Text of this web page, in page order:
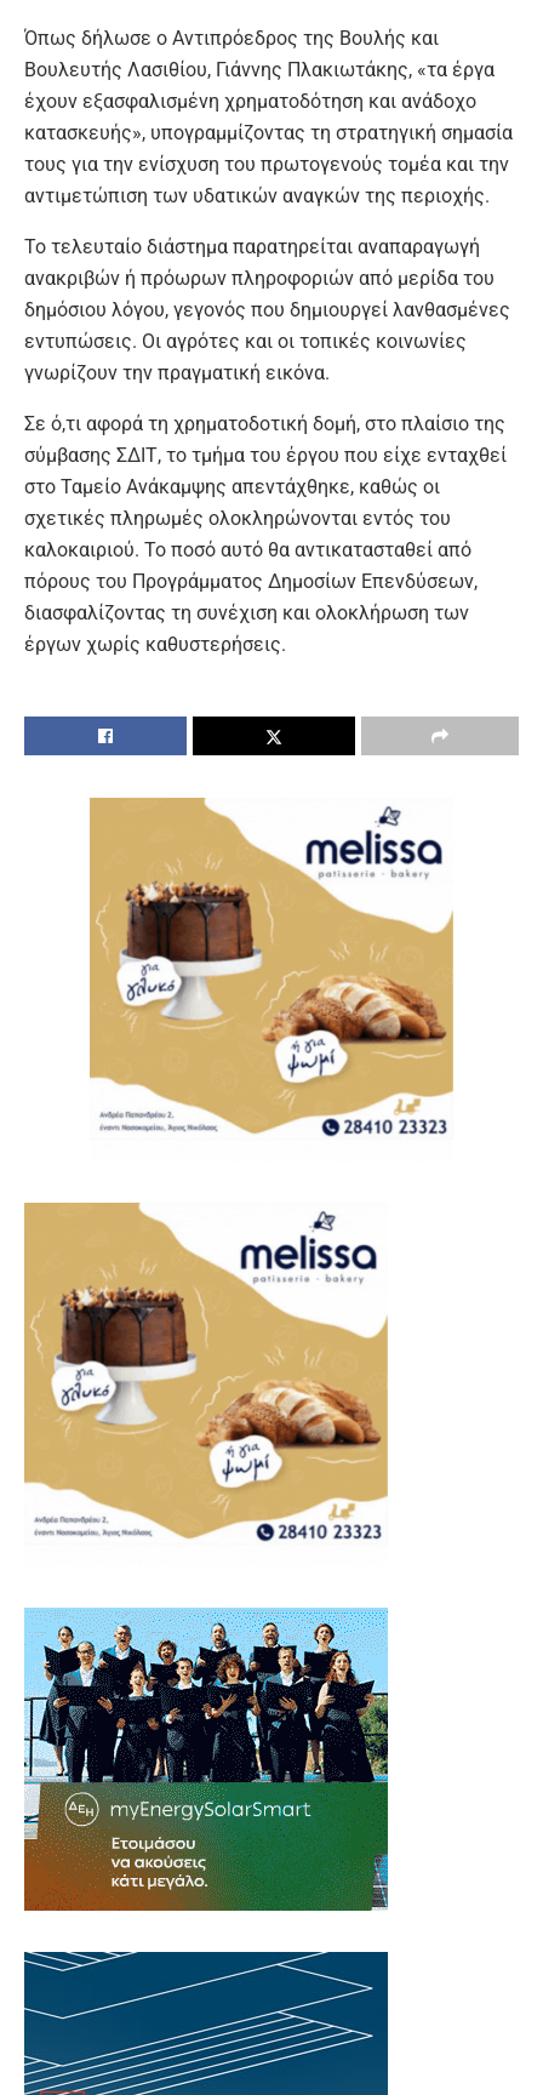
Όπως δήλωσε ο Αντιπρόεδρος της Βουλής και
Βουλευτής Λασιθίου, Γιάννης Πλακιωτάκης, «τα έργα
έχουν εξασφαλισμένη χρηματοδότηση και ανάδοχο
κατασκευής», υπογραμμίζοντας τη στρατηγική σημασία
τους για την ενίσχυση του πρωτογενούς τομέα και την
αντιμετώπιση των υδατικών αναγκών της περιοχής.
Το τελευταίο διάστημα παρατηρείται αναπαραγωγή
ανακριβών ή πρόωρων πληροφοριών από μερίδα του
δημόσιου λόγου, γεγονός που δημιουργεί λανθασμένες
εντυπώσεις. Οι αγρότες και οι τοπικές κοινωνίες
γνωρίζουν την πραγματική εικόνα.
Σε ό,τι αφορά τη χρηματοδοτική δομή, στο πλαίσιο της
σύμβασης ΣΔΙΤ, το τμήμα του έργου που είχε ενταχθεί
στο Ταμείο Ανάκαμψης απεντάχθηκε, καθώς οι
σχετικές πληρωμές ολοκληρώνονται εντός του
καλοκαιριού. Το ποσό αυτό θα αντικατασταθεί από
πόρους του Προγράμματος Δημοσίων Επενδύσεων,
διασφαλίζοντας τη συνέχιση και ολοκλήρωση των
έργων χωρίς καθυστερήσεις.